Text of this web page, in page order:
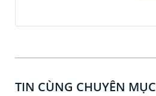
TIN CÙNG CHUYÊN MỤC